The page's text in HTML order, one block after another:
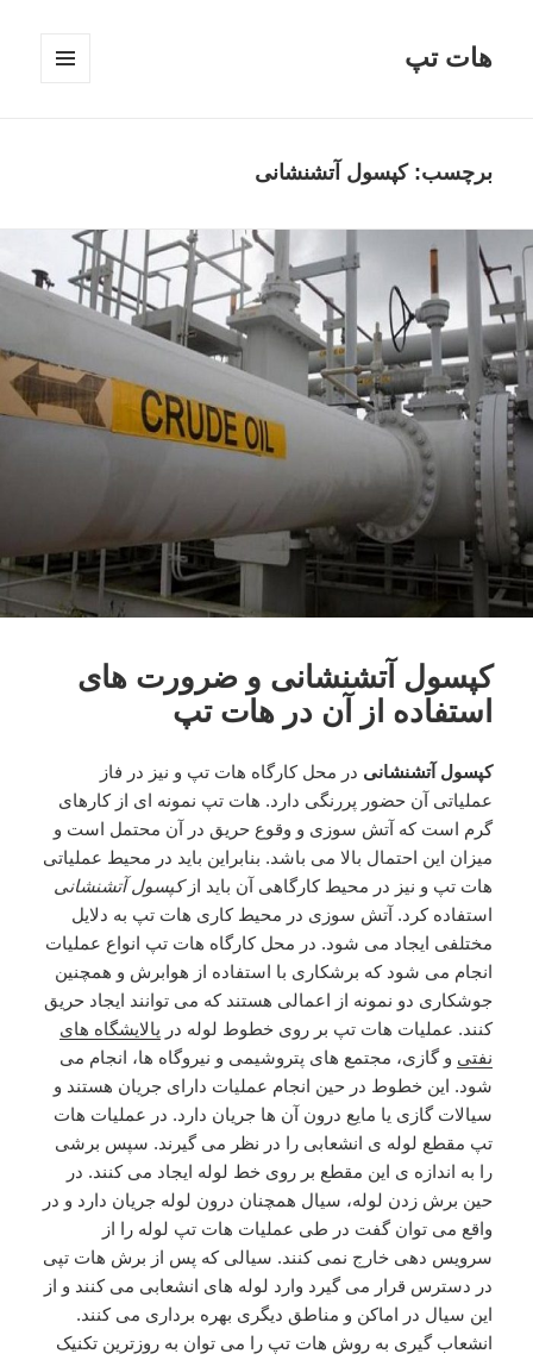
هات تپ
برچسب: کپسول آتشنشانی
کپسول آتشنشانی و ضرورت های
استفاده از آن در هات تپ
کپسول آتشنشانی در محل کارگاه هات تپ و نیز در فاز
عملیاتی آن حضور پررنگی دارد. هات تپ نمونه ای از کارهای
گرم است که آتش سوزی و وقوع حریق در آن محتمل است و
میزان این احتمال بالا می باشد. بنابراین باید در محیط عملیاتی
هات تپ و نیز در محیط کارگاهی آن باید ازکپسول آتشنشانی
استفاده کرد. آتش سوزی در محیط کاری هات تپ به دلایل
مختلفی ایجاد می شود. در محل کارگاه هات تپ انواع عملیات
انجام می شود که برشکاری با استفاده از هوابرش و همچنین
جوشکاری دو نمونه از اعمالی هستند که می توانند ایجاد حریق
کنند. عملیات هات تپ بر روی خطوط لوله در پالایشگاه های
نفتی و گازی، مجتمع های پتروشیمی و نیروگاه ها، انجام می
شود. این خطوط در حین انجام عملیات دارای جریان هستند و
سیالات گازی یا مایع درون آن ها جریان دارد. در عملیات هات
تپ مقطع لوله ی انشعابی را در نظر می گیرند. سپس برشی
را به اندازه ی این مقطع بر روی خط لوله ایجاد می کنند. در
حین برش زدن لوله، سیال همچنان درون لوله جریان دارد و در
واقع می توان گفت در طی عملیات هات تپ لوله را از
سرویس دهی خارج نمی کنند. سیالی که پس از برش هات تپی
در دسترس قرار می گیرد وارد لوله های انشعابی می کنند و از
این سیال در اماکن و مناطق دیگری بهره برداری می کنند.
انشعاب گیری به روش هات تپ را می توان به روزترین تکنیک